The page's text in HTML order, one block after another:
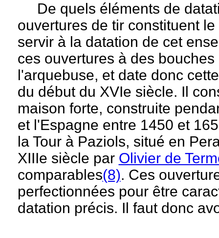
De quels éléments de
ouvertures de tir constituent
servir à la datation de cet
ces ouvertures à des
l'arquebuse, et date donc
du début du XVIe siècle. Il
maison forte, construite
et l'Espagne entre 1450 et
la Tour à Paziols, situé en
XIIIe siècle par Olivier de
comparables(8). Ces
perfectionnées pour être
datation précis. Il faut donc